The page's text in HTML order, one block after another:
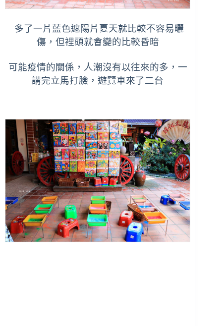
多了一片藍色遮陽片夏天就比較不容易曬
傷，但裡頭就會變的比較昏暗
可能疫情的關係，人潮沒有以往來的多，一
講完立馬打臉，遊覽車來了二台